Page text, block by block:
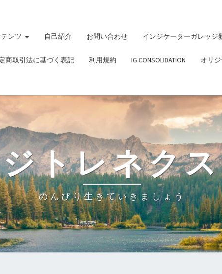
ンツ 自己紹介 お問い合わせ インジケーターガレッジ
商取引法に基づく表記 利用規約 IG CONSOLIDATION オリ
トレネク
のんびり生きていきましょう